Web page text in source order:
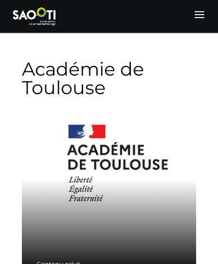
Académie de
Toulouse